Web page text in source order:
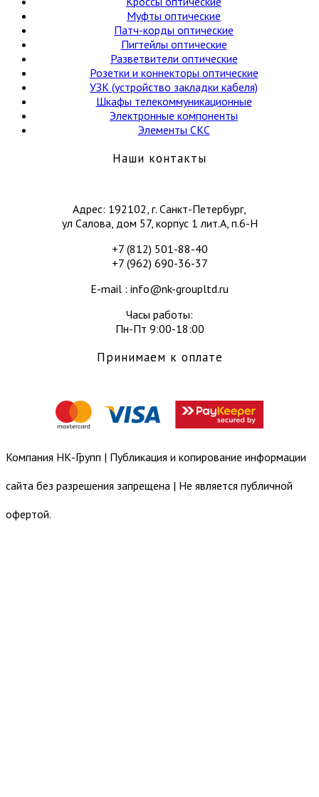
Муфты оптические
Патч-корды оптические
Пигтейлы оптические
Разветвители оптические
Розетки и коннекторы оптические
УЗК (устройство закладки кабеля)
Шкафы телекоммуникационные
Электронные компоненты
Элементы СКС
Наши контакты
Адрес: 192102, г. Санкт-Петербург,
ул Салова, дом 57, корпус 1 лит.А, п.6-Н
+7 (812) 501-88-40
+7 (962) 690-36-37
E-mail : info@nk-groupltd.ru
Часы работы:
Пн-Пт 9:00-18:00
Принимаем к оплате
Компания НК-Групп | Публикация и копирование информации
сайта без разрешения запрещена | Не является публичной
офертой.